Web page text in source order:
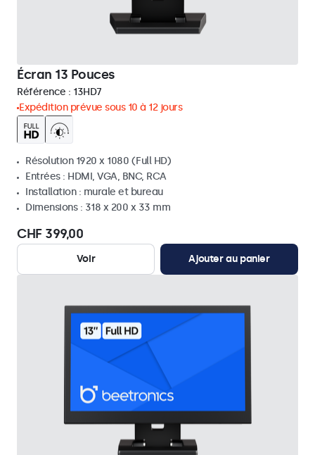
Écran 13 Pouces
Référence : 13HD7
Expédition prévue sous 10 à 12 jours
Résolution 1920 x 1080 (Full HD)
Entrées : HDMI, VGA, BNC, RCA
Installation : murale et bureau
Dimensions : 318 x 200 x 33 mm
CHF 399,00
Voir Ajouter au panier